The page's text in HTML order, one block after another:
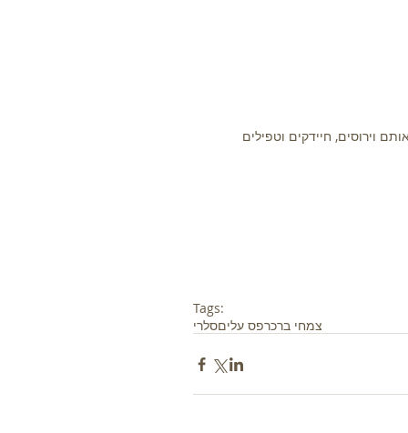
וירוסים, חיידקים וטפילים
Tags:
סלריכרפס עליםצמחי בר